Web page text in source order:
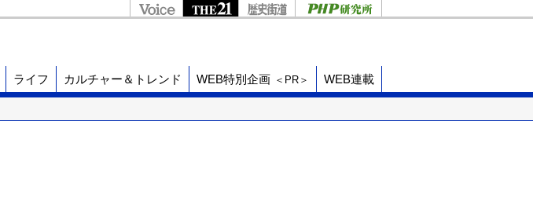
ライフ カルチャー＆トレンド WEB特別企画 ＜PR＞ WEB連載